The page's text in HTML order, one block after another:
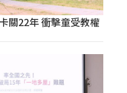
關22年 衝擊童受教權